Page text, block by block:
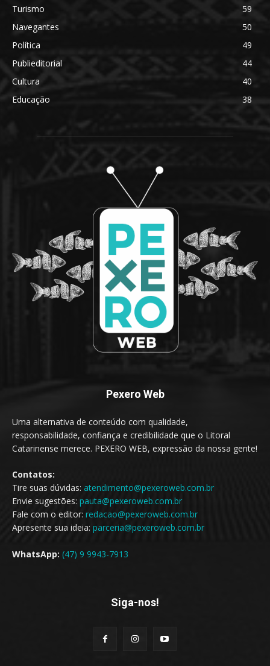
Turismo
59
Navegantes
50
Política
49
Publieditorial
44
Cultura
40
Educação
38
Pexero Web
Uma alternativa de conteúdo com qualidade,
responsabilidade, confiança e credibilidade que o Litoral
Catarinense merece. PEXERO WEB, expressão da nossa gente!
Contatos:
Tire suas dúvidas: atendimento@pexeroweb.com.br
Envie sugestões: pauta@pexeroweb.com.br
Fale com o editor: redacao@pexeroweb.com.br
Apresente sua ideia: parceria@pexeroweb.com.br
WhatsApp: (47) 9 9943-7913
Siga-nos!